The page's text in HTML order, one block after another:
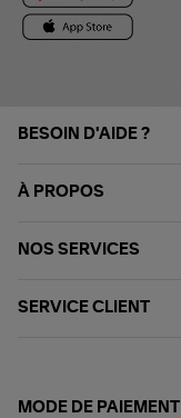
BESOIN D'AIDE ?
À PROPOS
NOS SERVICES
SERVICE CLIENT
MODE DE PAIEMENT